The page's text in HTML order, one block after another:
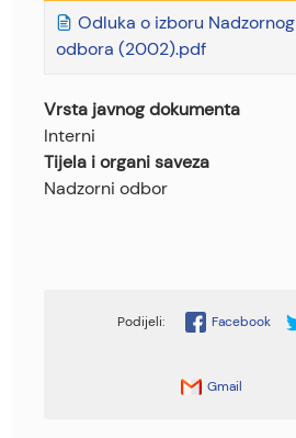
Odluka o izboru Nadzornog
odbora (2002).pdf
Vrsta javnog dokumenta
Interni
Tijela i organi saveza
Nadzorni odbor
Facebook
Gmail